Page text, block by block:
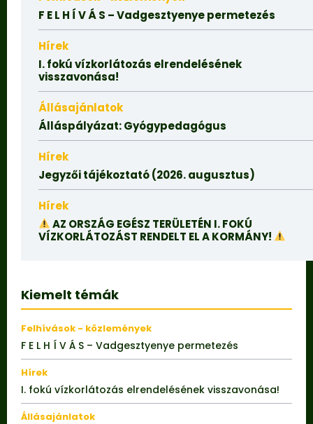
F E L H Í V Á S – Vadgesztyenye permetezés
Hírek
I. fokú vízkorlátozás elrendelésének
visszavonása!
Állásajánlatok
Álláspályázat: Gyógypedagógus
Hírek
Jegyzői tájékoztató (2026. augusztus)
Hírek
AZ ORSZÁG EGÉSZ TERÜLETÉN I. FOKÚ
VÍZKORLÁTOZÁST RENDELT EL A KORMÁNY!
Kiemelt témák
Felhívások - közlemények
F E L H Í V Á S – Vadgesztyenye permetezés
Hírek
I. fokú vízkorlátozás elrendelésének visszavonása!
Állásajánlatok